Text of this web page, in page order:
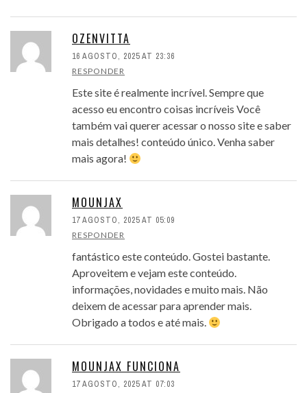
OZENVITTA
16 AGOSTO, 2025 AT 23:36
RESPONDER
Este site é realmente incrível. Sempre que
acesso eu encontro coisas incríveis Você
também vai querer acessar o nosso site e saber
mais detalhes! conteúdo único. Venha saber
mais agora!
MOUNJAX
17 AGOSTO, 2025 AT 05:09
RESPONDER
fantástico este conteúdo. Gostei bastante.
Aproveitem e vejam este conteúdo.
informações, novidades e muito mais. Não
deixem de acessar para aprender mais.
Obrigado a todos e até mais.
MOUNJAX FUNCIONA
17 AGOSTO, 2025 AT 07:03